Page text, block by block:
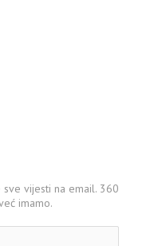
vijesti na email. 360
imamo.